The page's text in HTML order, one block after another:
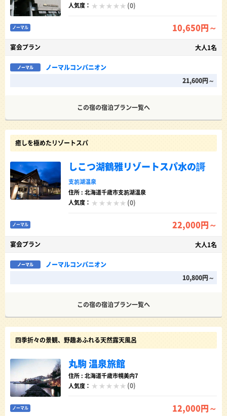
人気度： (0)
ノーマル 10,650円～
宴会プラン 大人1名
ノーマル
ノーマルコンパニオン
21,600円～
この宿の宿泊プラン一覧へ
癒しを極めたリゾートスパ
しこつ湖鶴雅リゾートスパ水の謌
支笏湖温泉
住所 : 北海道千歳市支笏湖温泉
人気度：
(0)
ノーマル 22,000円～
宴会プラン 大人1名
ノーマル
ノーマルコンパニオン
10,800円～
この宿の宿泊プラン一覧へ
四季折々の景観、野趣あふれる天然露天風呂
丸駒 温泉旅館
住所 : 北海道千歳市幌美内7
人気度：
(0)
ノーマル 12,000円～